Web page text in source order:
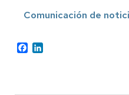
Comunicación de
Facebook